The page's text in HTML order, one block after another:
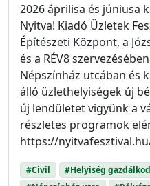
2026 áprilisa és júniusa
Nyitva! Kiadó Üzletek
Építészeti Központ, a
és a RÉV8
Népszínház utcában és
álló üzlethelyiségek új
új lendületet vigyünk a
részletes programok
https://
#Civil #Helyiség